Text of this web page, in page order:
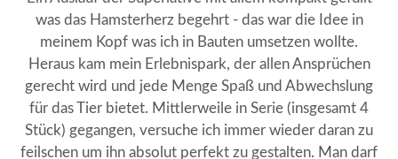
was das Hamsterherz begehrt - das war die Idee in
meinem Kopf was ich in Bauten umsetzen wollte.
Heraus kam mein Erlebnispark, der allen Ansprüchen
gerecht wird und jede Menge Spaß und Abwechslung
für das Tier bietet. Mittlerweile in Serie (insgesamt 4
Stück) gegangen, versuche ich immer wieder daran zu
feilschen um ihn absolut perfekt zu gestalten. Man darf